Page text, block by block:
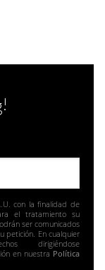
con la finalidad de
el tratamiento su
ser comunicados
petición. En cualquier
dirigiéndose
en nuestra Política